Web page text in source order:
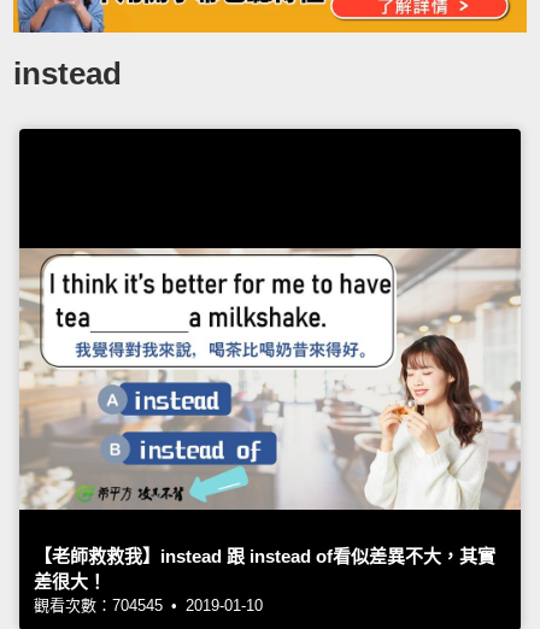
instead
【老師救救我】instead 跟 instead of看似差異不大，其實
差很大！
觀看次數：704545 • 2019-01-10